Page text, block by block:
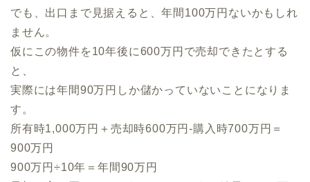
でも、出口まで見据えると、年間100万円ないかもしれ
ません。
仮にこの物件を10年後に600万円で売却できたとする
と、
実際には年間90万円しか儲かっていないことになりま
す。
所有時1,000万円＋売却時600万円‐購入時700万円＝
900万円
900万円÷10年＝年間90万円